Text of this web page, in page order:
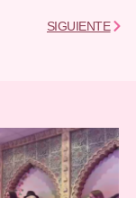
SIGUIENTE